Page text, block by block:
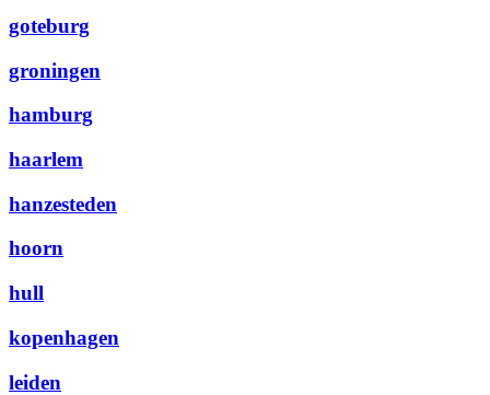
goteburg
groningen
hamburg
haarlem
hanzesteden
hoorn
hull
kopenhagen
leiden